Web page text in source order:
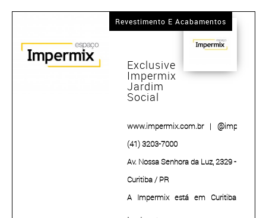
pesquisa para fazer a melhor escolha sempre.Revestimento E Acabamentos
Exclusive
Impermix
Jardim
Social
www.impermix.com.br |
@impermix
(41) 3203-7000
Av. Nossa Senhora da Luz, 2329 -
Curitiba / PR
A Impermix está em Curitiba
desde 1972. Inicialmente